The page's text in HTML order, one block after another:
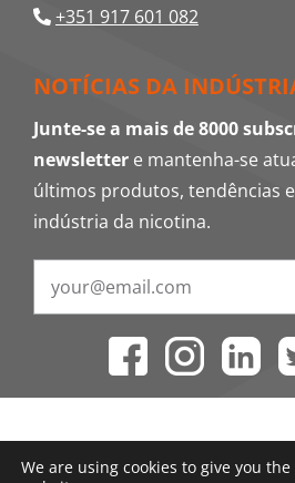
+351 917 601 082
NOTÍCIAS DA
Junte-se a mais de 8000
newslettere mantenha-se
últimos produtos, tendências
indústria da nicotina.
We are using cookies to give you